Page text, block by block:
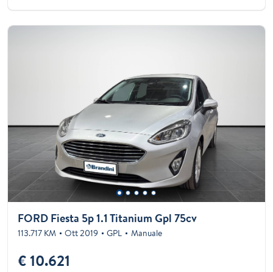
FORD Fiesta 5p 1.1 Titanium Gpl 75cv
113.717 KM Ott 2019 GPL Manuale
€ 10.621